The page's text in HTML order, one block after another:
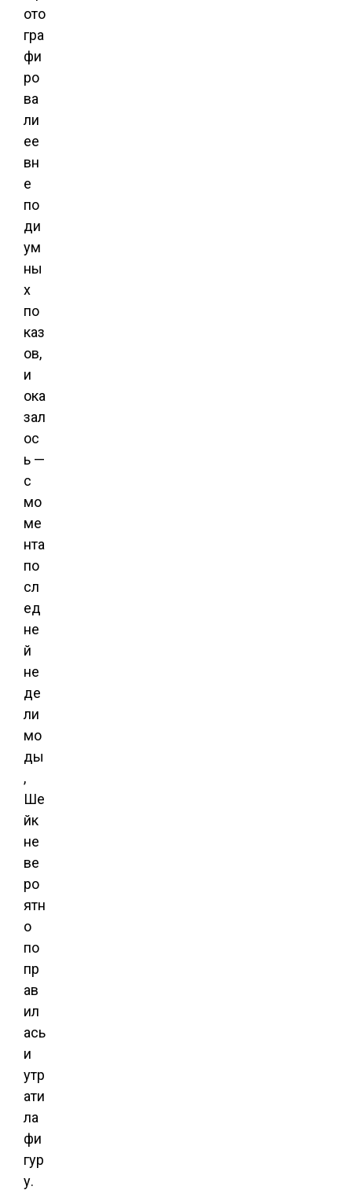
ото
гра
фи
ро
ва
ли
ее
вн
е
по
ди
ум
ны
х
по
каз
ов,
и
ока
зал
ос
ь —
с
мо
ме
нта
по
сл
ед
не
й
не
де
ли
мо
ды
,
Ше
йк
не
ве
ро
ятн
о
по
пр
ав
ил
ась
и
утр
ати
ла
фи
гур
у.